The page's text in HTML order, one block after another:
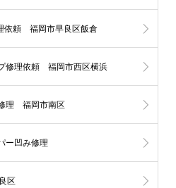
依頼 福岡市早良区飯倉
修理依頼 福岡市西区横浜
理 福岡市南区
ー凹み修理
区